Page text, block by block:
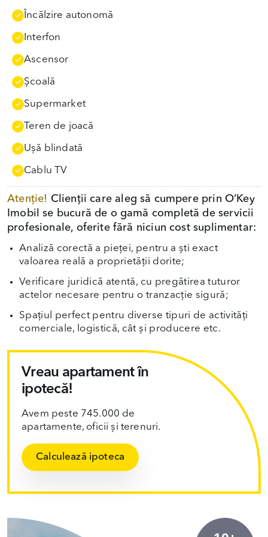
Încălzire autonomă
Interfon
Ascensor
Școală
Supermarket
Teren de joacă
Uşă blindată
Cablu TV
Atenție! Clienții care aleg să cumpere prin O’Key
Imobil se bucură de o gamă completă de servicii
profesionale, oferite fără niciun cost suplimentar:
Analiză corectă a pieței, pentru a ști exact
valoarea reală a proprietății dorite;
Verificare juridică atentă, cu pregătirea tuturor
actelor necesare pentru o tranzacție sigură;
Spațiul perfect pentru diverse tipuri de activități
comerciale, logistică, cât și producere etc.
Vreau apartament în
ipotecă!
Avem peste 745.000 de
apartamente, oficii și terenuri.
Calculează ipoteca